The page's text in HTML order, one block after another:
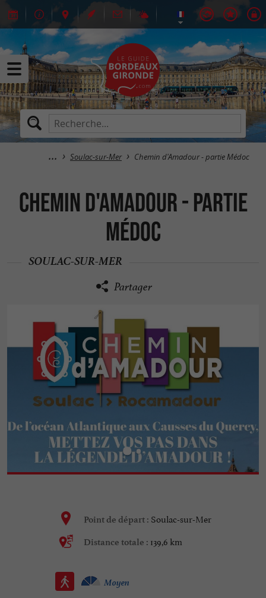
Soulac-sur-Mer Chemin d'Amadour - partie Médoc
Chemin d'Amadour - partie
Médoc
SOULAC-SUR-MER
Partager
Point de départ : Soulac-sur-Mer
Distance totale : 139,6 km
Moyen